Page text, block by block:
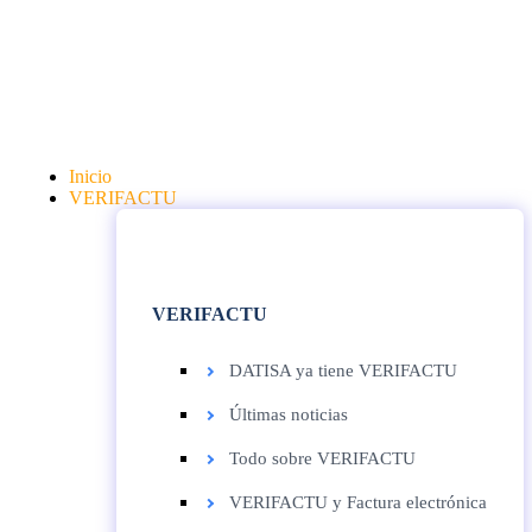
Inicio
VERIFACTU
VERIFACTU
DATISA ya tiene VERIFACTU
Últimas noticias
Todo sobre VERIFACTU
VERIFACTU y Factura electrónica